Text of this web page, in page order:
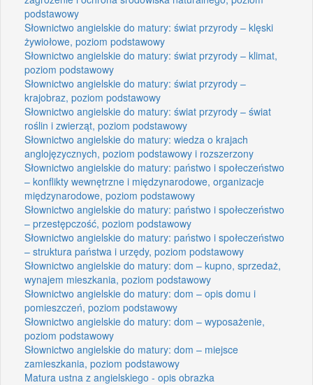
podstawowy
Słownictwo angielskie do matury: świat przyrody – klęski
żywiołowe, poziom podstawowy
Słownictwo angielskie do matury: świat przyrody – klimat,
poziom podstawowy
Słownictwo angielskie do matury: świat przyrody –
krajobraz, poziom podstawowy
Słownictwo angielskie do matury: świat przyrody – świat
roślin i zwierząt, poziom podstawowy
Słownictwo angielskie do matury: wiedza o krajach
anglojęzycznych, poziom podstawowy i rozszerzony
Słownictwo angielskie do matury: państwo i społeczeństwo
– konflikty wewnętrzne i międzynarodowe, organizacje
międzynarodowe, poziom podstawowy
Słownictwo angielskie do matury: państwo i społeczeństwo
– przestępczość, poziom podstawowy
Słownictwo angielskie do matury: państwo i społeczeństwo
– struktura państwa i urzędy, poziom podstawowy
Słownictwo angielskie do matury: dom – kupno, sprzedaż,
wynajem mieszkania, poziom podstawowy
Słownictwo angielskie do matury: dom – opis domu i
pomieszczeń, poziom podstawowy
Słownictwo angielskie do matury: dom – wyposażenie,
poziom podstawowy
Słownictwo angielskie do matury: dom – miejsce
zamieszkania, poziom podstawowy
Matura ustna z angielskiego - opis obrazka